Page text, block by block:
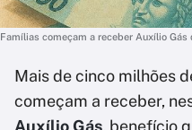
Famílias começam a receber Auxílio
Mais de cinco milhões
começam a receber,
Auxílio Gás, benefício